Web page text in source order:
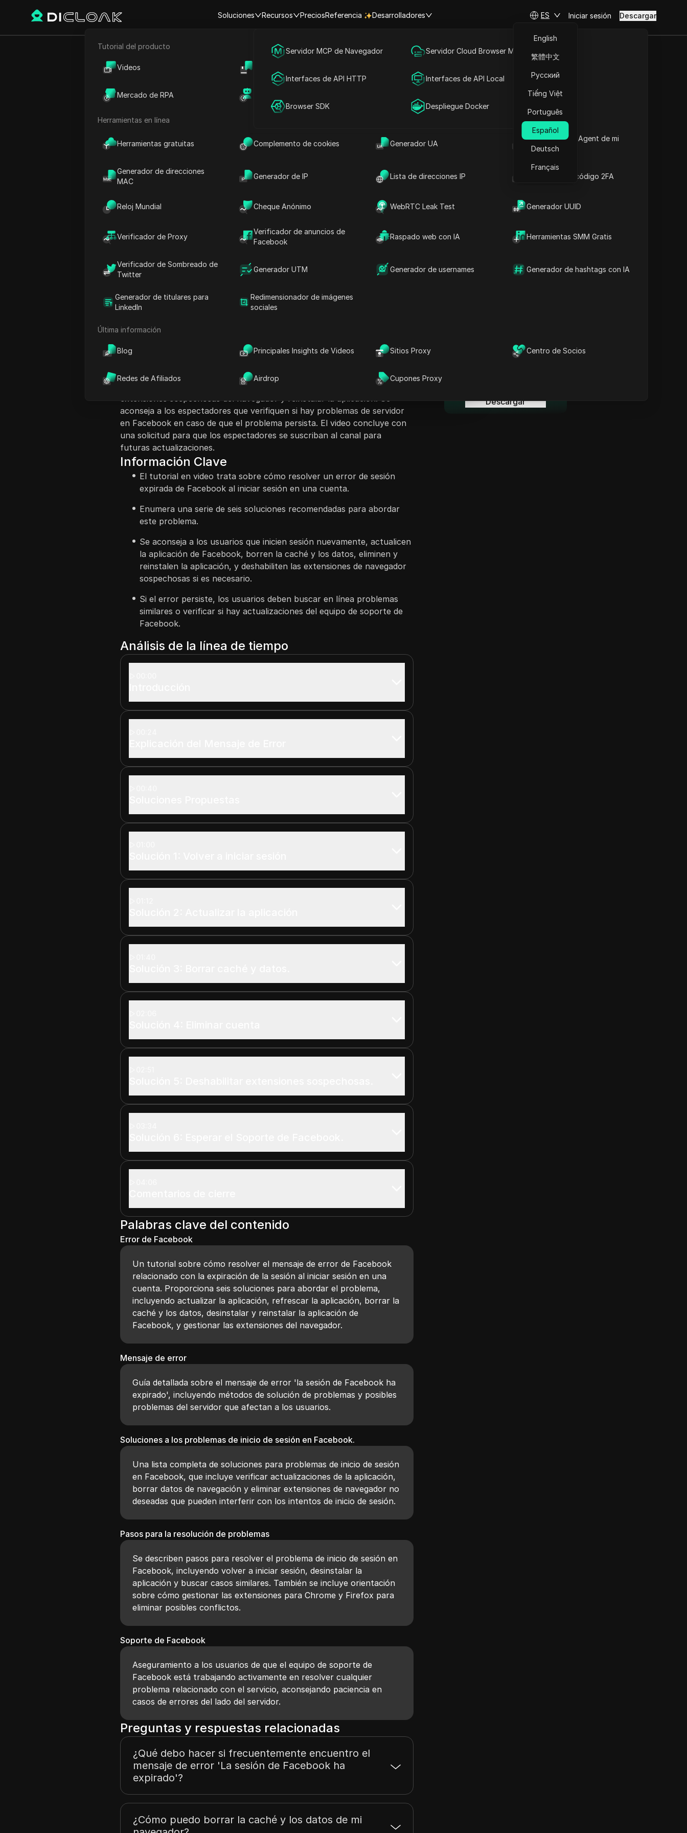
Soluciones
Comercio electrónico Marketing en redes sociales
Publicidad
Compartir cuenta
Recursos
Tutorial del producto
Videos
Mercado de RPA
Herramientas en línea
Herramientas gratuitas Complemento de cookies Generador UA
Cuál es el User Agent de mi
navegador
Generador de direcciones
MAC
Generador de IP Lista de direcciones IP Generador de código 2FA
Reloj Mundial Cheque Anónimo WebRTC Leak Test Generador UUID
Verificador de Proxy
Verificador de anuncios de
Facebook
Raspado web con IA Herramientas SMM Gratis
Verificador de Sombreado de
Twitter
Generador UTM Generador de usernames Generador de hashtags con IA
Generador de titulares para
LinkedIn
Redimensionador de imágenes
sociales
Última información
Blog Principales Insights de Videos Sitios Proxy Centro de Socios
Redes de Afiliados Airdrop Cupones Proxy
PreciosReferencia Desarrolladores
Servidor MCP de Navegador Servidor Cloud Browser MCP
Interfaces de API HTTP Interfaces de API Local
Browser SDK Despliegue Docker
ES
English
繁體中文
Русский
Tiếng Việt
Português
Español
Deutsch
Français
Iniciar sesión Descargar
Inicio|Principales Insights de Videos
Cómo solucionar el problema de sesión expirada en
Play Video:Cómo solucionar el problema de sesión expirada en Facebook.
Introducción al contenido
Hacer preguntas sobre esta página
Hacer preguntas sobre esta página
Este video tutorial de loio Tech guía a los espectadores a resolver el
expirado' al intentar iniciar sesión en sus cuentas. El presentador sugiere
Facebook, actualizar la aplicación, limpiar la caché y los datos del
navegador, eliminar la cuenta de Facebook del dispositivo, deshabilitar
aconseja a los espectadores que verifiquen si hay problemas de servidor
en Facebook en caso de que el problema persista. El video concluye con
una solicitud para que los espectadores se suscriban al canal para
futuras actualizaciones.
Información Clave
El tutorial en video trata sobre cómo resolver un error de sesión
expirada de Facebook al iniciar sesión en una cuenta.
Enumera una serie de seis soluciones recomendadas para abordar
este problema.
Se aconseja a los usuarios que inicien sesión nuevamente, actualicen
la aplicación de Facebook, borren la caché y los datos, eliminen y
reinstalen la aplicación, y deshabiliten las extensiones de navegador
sospechosas si es necesario.
Si el error persiste, los usuarios deben buscar en línea problemas
similares o verificar si hay actualizaciones del equipo de soporte de
Facebook.
Análisis de la línea de tiempo
Palabras clave del contenido
Error de Facebook
Un tutorial sobre cómo resolver el mensaje de error de Facebook
relacionado con la expiración de la sesión al iniciar sesión en una
cuenta. Proporciona seis soluciones para abordar el problema,
incluyendo actualizar la aplicación, refrescar la aplicación, borrar la
caché y los datos, desinstalar y reinstalar la aplicación de
Facebook, y gestionar las extensiones del navegador.
Mensaje de error
Guía detallada sobre el mensaje de error 'la sesión de Facebook ha
expirado', incluyendo métodos de solución de problemas y posibles
problemas del servidor que afectan a los usuarios.
Soluciones a los problemas de inicio de sesión en Facebook.
Una lista completa de soluciones para problemas de inicio de sesión
en Facebook, que incluye verificar actualizaciones de la aplicación,
borrar datos de navegación y eliminar extensiones de navegador no
deseadas que pueden interferir con los intentos de inicio de sesión.
Pasos para la resolución de problemas
Se describen pasos para resolver el problema de inicio de sesión en
Facebook, incluyendo volver a iniciar sesión, desinstalar la
aplicación y buscar casos similares. También se incluye orientación
sobre cómo gestionar las extensiones para Chrome y Firefox para
eliminar posibles conflictos.
Soporte de Facebook
Aseguramiento a los usuarios de que el equipo de soporte de
Facebook está trabajando activamente en resolver cualquier
problema relacionado con el servicio, aconsejando paciencia en
casos de errores del lado del servidor.
Preguntas y respuestas relacionadas
¿Qué debo hacer si frecuentemente encuentro el
mensaje de error 'La sesión de Facebook ha
expirado'?
¿Cómo puedo borrar la caché y los datos de mi
Información Clave
Análisis de la línea de
Palabras clave del
El navegador anti-detección
DICloak mantiene la gestión
Descargar